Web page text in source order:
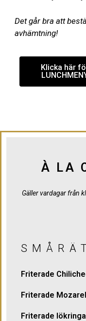
Det går bra att
avhämtning!
Klicka här
À LA
Gäller vardagar från
Friterade
Friterade
Friterade